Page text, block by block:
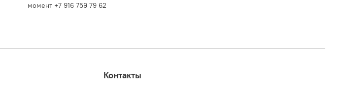
момент +7 916 759 79 62
Контакты